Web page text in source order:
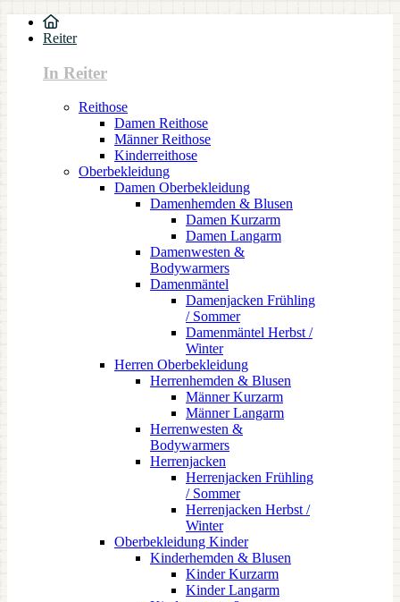
Reiter
In Reiter
Reithose
Damen Reithose
Männer Reithose
Kinderreithose
Oberbekleidung
Damen Oberbekleidung
Damenhemden & Blusen
Damen Kurzarm
Damen Langarm
Damenwesten &
Bodywarmers
Damenmäntel
Damenjacken Frühling
/ Sommer
Damenmäntel Herbst /
Winter
Herren Oberbekleidung
Herrenhemden & Blusen
Männer Kurzarm
Männer Langarm
Herrenwesten &
Bodywarmers
Herrenjacken
Herrenjacken Frühling
/ Sommer
Herrenjacken Herbst /
Winter
Oberbekleidung Kinder
Kinderhemden & Blusen
Kinder Kurzarm
Kinder Langarm